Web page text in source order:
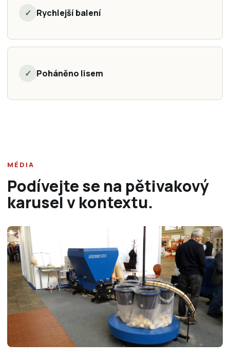
✓ Rychlejší balení
✓ Poháněno lisem
MÉDIA
Podívejte se na pětivakový
karusel v kontextu.